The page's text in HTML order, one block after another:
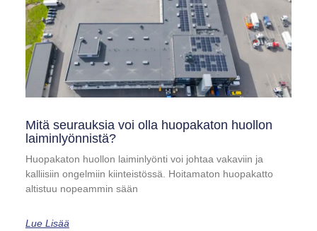
Mitä seurauksia voi olla huopakaton huollon
laiminlyönnistä?
Huopakaton huollon laiminlyönti voi johtaa vakaviin ja
kalliisiin ongelmiin kiinteistössä. Hoitamaton huopakatto
altistuu nopeammin sään
Lue Lisää